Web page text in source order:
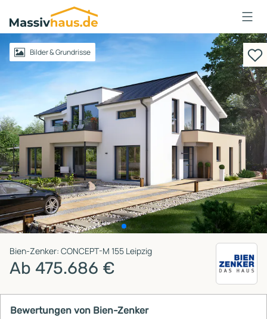
Massivhaus
Logo
AnmeldenBilder & Grundrisse
Bien-Zenker: CONCEPT-M 155 Leipzig
Ab 475.686 €
Bewertungen von Bien-Zenker